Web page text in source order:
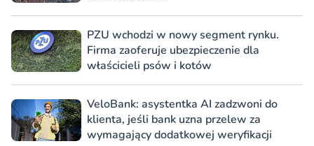
PZU wchodzi w nowy segment rynku.
Firma zaoferuje ubezpieczenie dla
właścicieli psów i kotów
VeloBank: asystentka AI zadzwoni do
klienta, jeśli bank uzna przelew za
wymagający dodatkowej weryfikacji